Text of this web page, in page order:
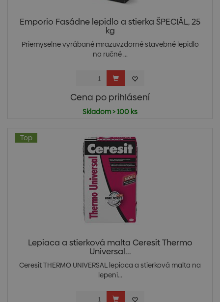
Emporio Fasádne lepidlo a stierka ŠPECIÁL, 25
kg
Priemyselne vyrábané mrazuvzdorné stavebné lepidlo
na ručné ...
Cena po prihlásení
Skladom > 100 ks
Top
Lepiaca a stierková malta Ceresit Thermo
Universal...
Ceresit THERMO UNIVERSAL lepiaca a stierková malta na
lepeni...